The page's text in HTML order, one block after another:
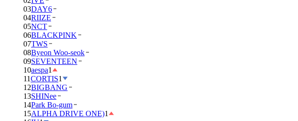
03DAY6
04RIIZE
05NCT
06BLACKPINK
07TWS
08Byeon Woo-seok
09SEVENTEEN
10aespa1
11CORTIS1
12BIGBANG
13SHINee
14Park Bo-gum
15ALPHA DRIVE ONE)1